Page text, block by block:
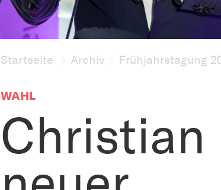
Startseite Archiv Frühjahrstagung
WAHL
Christian